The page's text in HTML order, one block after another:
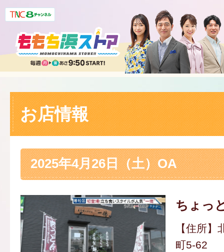
お店情報
2025年4月26日（土）OA
ちょっ
【住所
町5-62